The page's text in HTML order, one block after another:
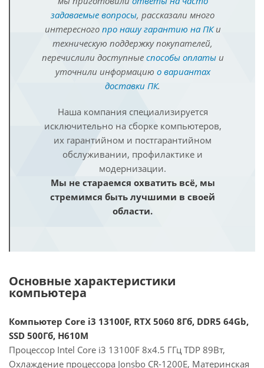
задаваемые вопросы, рассказали много
интересного про нашу гарантию на ПКи
техническую поддержку покупателей,
перечислили доступные способы оплатыи
уточнили информацию о вариантах
доставки ПК.
Наша компания специализируется
исключительно на сборке компьютеров,
их гарантийном и постгарантийном
обслуживании, профилактике и
модернизации.
Мы не стараемся охватить всё, мы
стремимся быть лучшими в своей
области.
Основные характеристики
компьютера
Компьютер Core i3 13100F, RTX 5060 8Гб, DDR5 64Gb,
SSD 500Гб, H610M
Процессор Intel Core i3 13100F 8x4.5 ГГц TDP 89Вт,
Охлаждение процессора Jonsbo CR-1200E, Материнская